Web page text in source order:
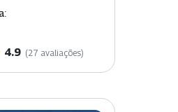
4.9 (27 avaliações)